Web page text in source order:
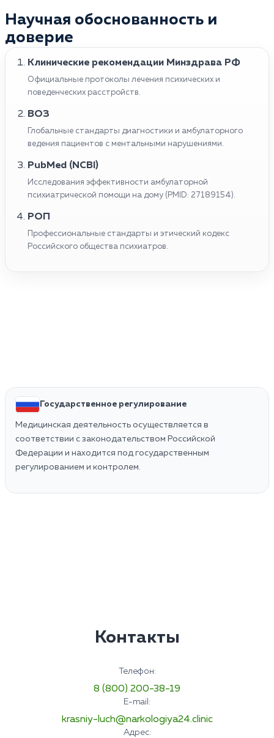
Научная обоснованность и
доверие
Клинические рекомендации Минздрава РФ
Официальные протоколы лечения психических и
поведенческих расстройств.
ВОЗ
Глобальные стандарты диагностики и амбулаторного
ведения пациентов с ментальными нарушениями.
PubMed (NCBI)
Исследования эффективности амбулаторной
психиатрической помощи на дому (PMID: 27189154).
РОП
Профессиональные стандарты и этический кодекс
Российского общества психиатров.
Государственное регулирование
Медицинская деятельность осуществляется в
соответствии с законодательством Российской
Федерации и находится под государственным
регулированием и контролем.
Контакты
Телефон:
8 (800) 200-38-19
E-mail:
krasniy-luch@narkologiya24.clinic
Адрес: